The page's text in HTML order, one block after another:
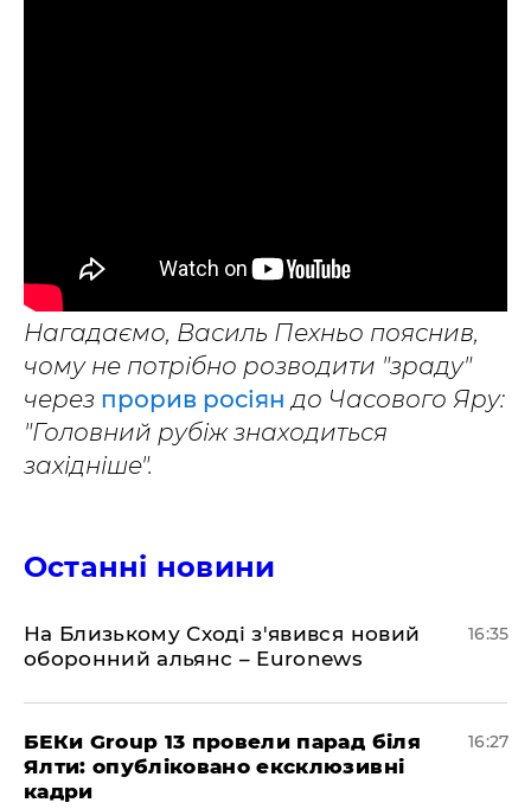
Нагадаємо, Василь Пехньо пояснив,
чому не потрібно розводити "зраду"
через прорив росіян до Часового Яру:
"Головний рубіж знаходиться
західніше".
Останні новини
На Близькому Сході з'явився новий
оборонний альянс – Euronews
16:35
БЕКи Group 13 провели парад біля
Ялти: опубліковано ексклюзивні
кадри
16:27